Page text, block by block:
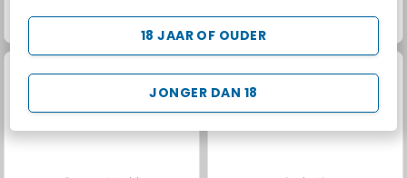
JONGER DAN 18
18 JAAR OF OUDER